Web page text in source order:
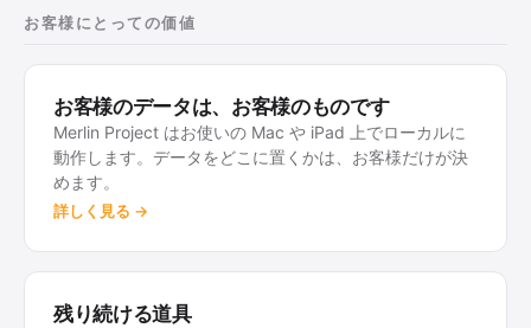
お客様にとっての価値
お客様のデータは、お客様のものです
Merlin Project はお使いの Mac や iPad 上でローカルに
動作します。データをどこに置くかは、お客様だけが決
めます。
詳しく見る →
残り続ける道具